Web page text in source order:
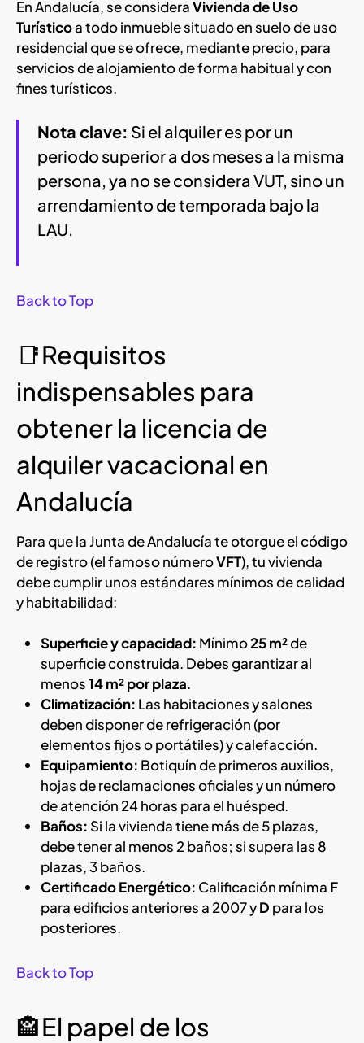
En Andalucía, se consideraVivienda de Uso
Turísticoa todo inmueble situado en suelo de uso
residencial que se ofrece, mediante precio, para
servicios de alojamiento de forma habitual y con
fines turísticos.
Nota clave: Si el alquiler es por un
periodo superior a dos meses a la misma
persona, ya no se considera VUT, sino un
arrendamiento de temporada bajo la
LAU.
Back to Top
📑Requisitos
indispensables para
obtener la licencia de
alquiler vacacional en
Andalucía
Para que la Junta de Andalucía te otorgue el código
de registro (el famoso númeroVFT), tu vivienda
debe cumplir unos estándares mínimos de calidad
y habitabilidad:
Superficie y capacidad: Mínimo25 m²de
superficie construida. Debes garantizar al
menos14 m² por plaza.
Climatización: Las habitaciones y salones
deben disponer de refrigeración (por
elementos fijos o portátiles) y calefacción.
Equipamiento: Botiquín de primeros auxilios,
hojas de reclamaciones oficiales y un número
de atención 24 horas para el huésped.
Baños: Si la vivienda tiene más de 5 plazas,
debe tener al menos 2 baños; si supera las 8
plazas, 3 baños.
Certificado Energético: Calificación mínima F
para edificios anteriores a 2007 yD para los
posteriores.
Back to Top
🏤El papel de los